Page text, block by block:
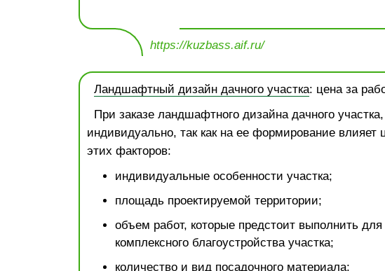
https://kuzbass.aif.ru/
Ландшафтный дизайн дачного участка: цена за
При заказе ландшафтного дизайна дачного
индивидуально, так как на ее формирование
этих факторов:
индивидуальные особенности участка;
площадь проектируемой территории;
объем работ, которые предстоит выполнить для
комплексного благоустройства участка;
количество и вид посадочного материала;